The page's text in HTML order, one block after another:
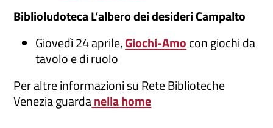
Biblioludoteca L’albero dei desideri Campalto
Giovedì 24 aprile,Giochi-Amocongiochi da
tavolo e di ruolo
Per altre informazioni su Rete Biblioteche
Venezia guardanella home